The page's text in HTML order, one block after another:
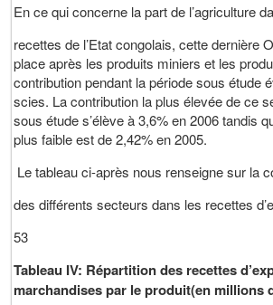
En ce qui concerne la part de l’agriculture
recettes de l’Etat congolais, cette dernière
place après les produits miniers et les
contribution pendant la période sous étude
scies. La contribution la plus élevée de ce
sous étude s’élève à 3,6% en 2006 tandis
plus faible est de 2,42% en 2005.
Le tableau ci-après nous renseigne sur la
des différents secteurs dans les recettes
53
Tableau IV: Répartition des recettes
marchandises par le produit(en millions